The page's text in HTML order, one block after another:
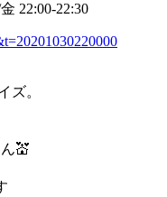
22:00-22:30
ズ。
💒